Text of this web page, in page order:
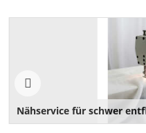
Nähservice für schwer
Wir bieten einen professionellen